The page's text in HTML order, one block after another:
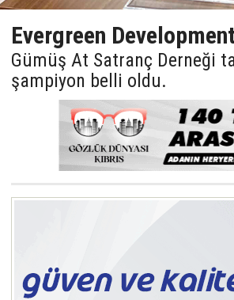
Evergreen
Gümüş At Satranç Derneği
şampiyon belli oldu.